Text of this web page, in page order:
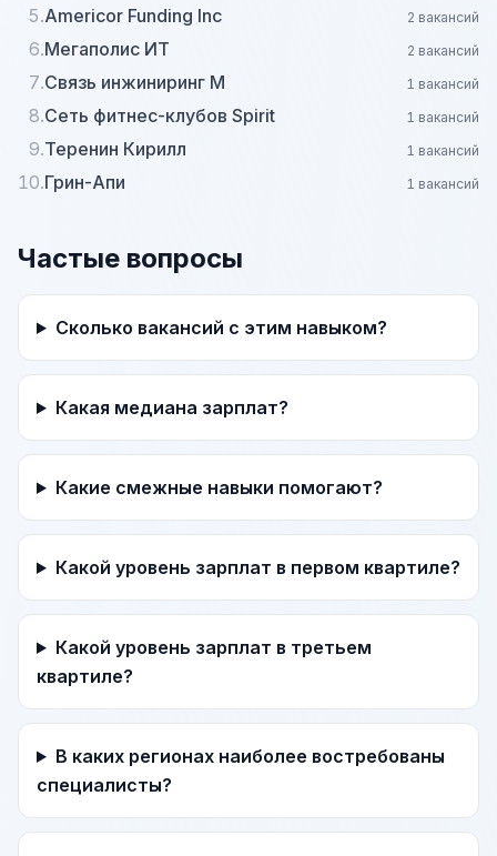
5.Americor Funding Inc 2 вакансий
6.Мегаполис ИТ 2 вакансий
7.Связь инжиниринг М 1 вакансий
8.Сеть фитнес-клубов Spirit 1 вакансий
9.Теренин Кирилл 1 вакансий
10.Грин-Апи 1 вакансий
Частые вопросы
Сколько вакансий с этим навыком?
Какая медиана зарплат?
Какие смежные навыки помогают?
Какой уровень зарплат в первом квартиле?
Какой уровень зарплат в третьем
квартиле?
В каких регионах наиболее востребованы
специалисты?